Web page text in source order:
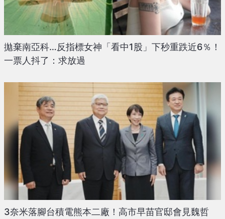
拋棄南亞科…反指標女神「看中1股」下秒重跌近6％！
一票人抖了：求放過
3奈米落腳台積電熊本二廠！高市早苗官邸會見魏哲